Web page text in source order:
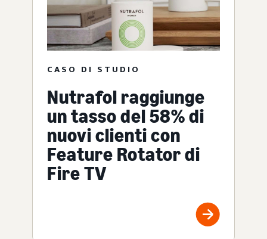
CASO DI STUDIO
Nutrafol raggiunge
un tasso del 58% di
nuovi clienti con
Feature Rotator di
Fire TV